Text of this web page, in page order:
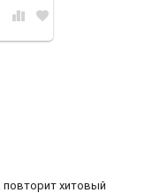
повторит хитовый